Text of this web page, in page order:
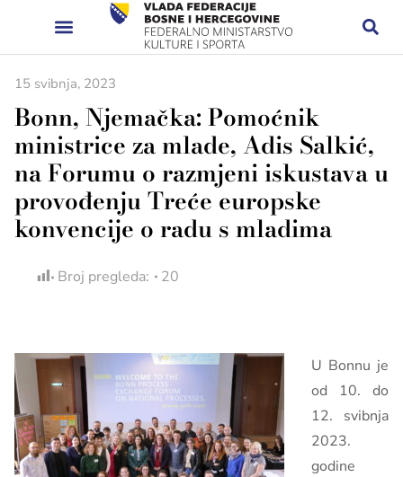
15 svibnja, 2023
Bonn, Njemačka: Pomoćnik
ministrice za mlade, Adis Salkić,
na Forumu o razmjeni iskustava u
provođenju Treće europske
konvencije o radu s mladima
Broj pregleda: 20
U Bonnu je
od 10. do
12. svibnja
2023.
godine